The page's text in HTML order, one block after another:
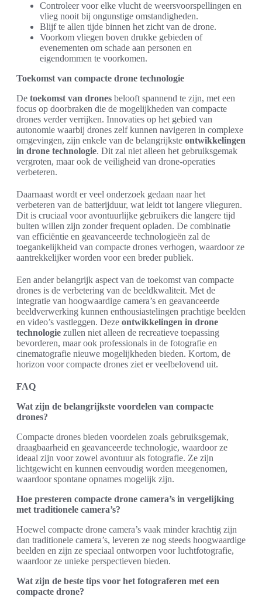
Controleer voor elke vlucht de weersvoorspellingen en
vlieg nooit bij ongunstige omstandigheden.
Blijf te allen tijde binnen het zicht van de drone.
Voorkom vliegen boven drukke gebieden of
evenementen om schade aan personen en
eigendommen te voorkomen.
Toekomst van compacte drone technologie
De toekomst van drones belooft spannend te zijn, met een
focus op doorbraken die de mogelijkheden van compacte
drones verder verrijken. Innovaties op het gebied van
autonomie waarbij drones zelf kunnen navigeren in complexe
omgevingen, zijn enkele van de belangrijkste ontwikkelingen
in drone technologie. Dit zal niet alleen het gebruiksgemak
vergroten, maar ook de veiligheid van drone-operaties
verbeteren.
Daarnaast wordt er veel onderzoek gedaan naar het
verbeteren van de batterijduur, wat leidt tot langere vlieguren.
Dit is cruciaal voor avontuurlijke gebruikers die langere tijd
buiten willen zijn zonder frequent opladen. De combinatie
van efficiëntie en geavanceerde technologieën zal de
toegankelijkheid van compacte drones verhogen, waardoor ze
aantrekkelijker worden voor een breder publiek.
Een ander belangrijk aspect van de toekomst van compacte
drones is de verbetering van de beeldkwaliteit. Met de
integratie van hoogwaardige camera’s en geavanceerde
beeldverwerking kunnen enthousiastelingen prachtige beelden
en video’s vastleggen. Deze ontwikkelingen in drone
technologie zullen niet alleen de recreatieve toepassing
bevorderen, maar ook professionals in de fotografie en
cinematografie nieuwe mogelijkheden bieden. Kortom, de
horizon voor compacte drones ziet er veelbelovend uit.
FAQ
Wat zijn de belangrijkste voordelen van compacte
drones?
Compacte drones bieden voordelen zoals gebruiksgemak,
draagbaarheid en geavanceerde technologie, waardoor ze
ideaal zijn voor zowel avontuur als fotografie. Ze zijn
lichtgewicht en kunnen eenvoudig worden meegenomen,
waardoor spontane opnames mogelijk zijn.
Hoe presteren compacte drone camera’s in vergelijking
met traditionele camera’s?
Hoewel compacte drone camera’s vaak minder krachtig zijn
dan traditionele camera’s, leveren ze nog steeds hoogwaardige
beelden en zijn ze speciaal ontworpen voor luchtfotografie,
waardoor ze unieke perspectieven bieden.
Wat zijn de beste tips voor het fotograferen met een
compacte drone?